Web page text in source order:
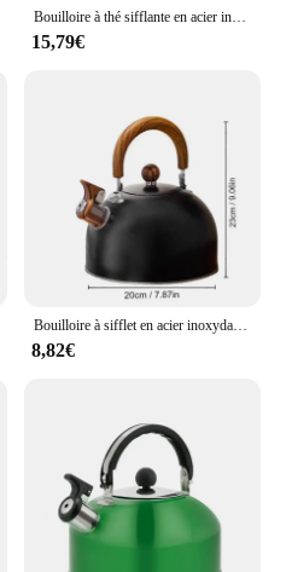
Bouilloire à thé sifflante en acier inoxydable avec poignée coordonnante, théière antirouille, cuisinière, 3 L, 2L
15,79€
Bouilloire à sifflet en acier inoxydable, bouilloire épaissie, cuisinière à induction à gaz, universelle, 2.5 L, 3L, 1PC
8,82€